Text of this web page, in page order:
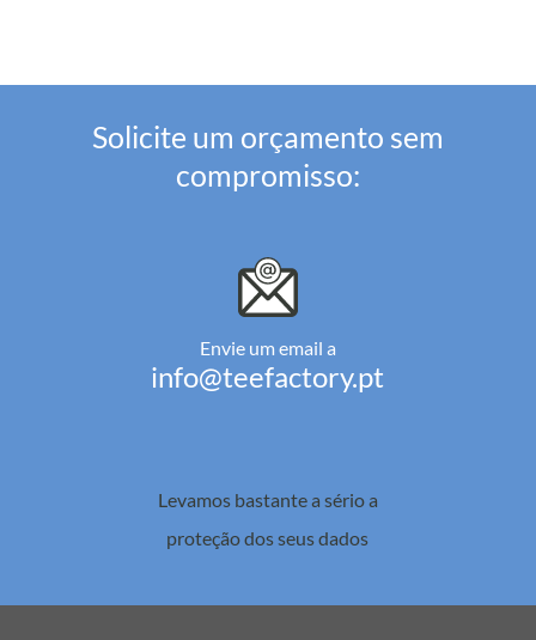
Solicite um orçamento sem
compromisso:
Envie um email a
info@teefactory.pt
Levamos bastante a sério a
proteção dos seus dados